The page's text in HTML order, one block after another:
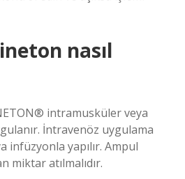
nasıl
intramusküler veya
İntravenöz uygulama
infüzyonla yapılır. Ampul
miktar atılmalıdır.